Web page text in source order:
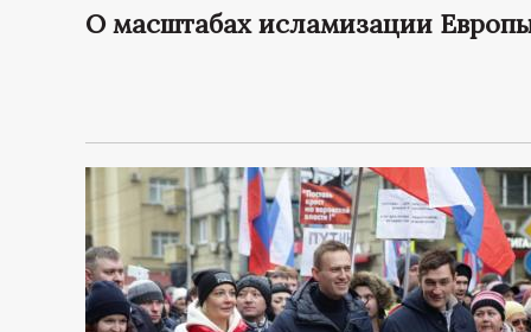
О масштабах исламизации